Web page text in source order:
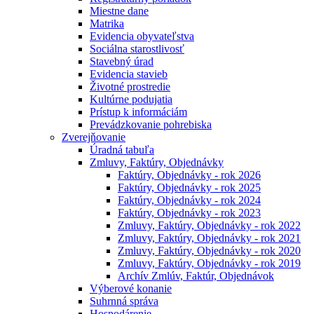
Miestne dane
Matrika
Evidencia obyvateľstva
Sociálna starostlivosť
Stavebný úrad
Evidencia stavieb
Životné prostredie
Kultúrne podujatia
Prístup k informáciám
Prevádzkovanie pohrebiska
Zverejňovanie
Úradná tabuľa
Zmluvy, Faktúry, Objednávky
Faktúry, Objednávky - rok 2026
Faktúry, Objednávky - rok 2025
Faktúry, Objednávky - rok 2024
Faktúry, Objednávky - rok 2023
Zmluvy, Faktúry, Objednávky - rok 2022
Zmluvy, Faktúry, Objednávky - rok 2021
Zmluvy, Faktúry, Objednávky - rok 2020
Zmluvy, Faktúry, Objednávky - rok 2019
Archív Zmlúv, Faktúr, Objednávok
Výberové konanie
Suhrnná správa